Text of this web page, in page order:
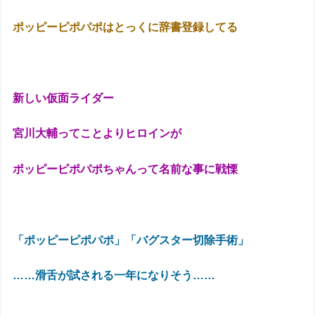
ポッピーピポパポはとっくに辞書登録してる
新しい仮面ライダー
宮川大輔ってことよりヒロインが
ポッピーピポパポちゃんって名前な事に戦慄
「ポッピーピポパポ」「バグスター切除手術」
……滑舌が試される一年になりそう……